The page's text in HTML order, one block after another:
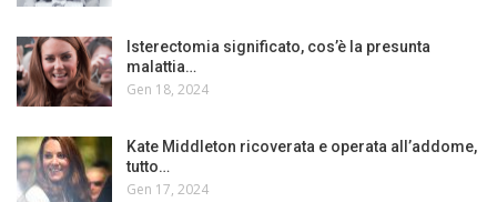
Isterectomia significato, cos’è la presunta
malattia…
Gen 18, 2024
Kate Middleton ricoverata e operata all’addome,
tutto…
Gen 17, 2024